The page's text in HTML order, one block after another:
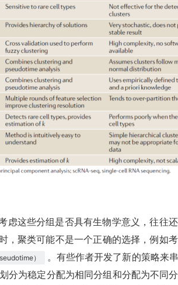
虑这些分组是否具有生物学意义，往往
，聚类可能不是一个正确的选择，例如
）
。有些作者开发了新的策略来
为稳定分配为相同分组和分配为不同